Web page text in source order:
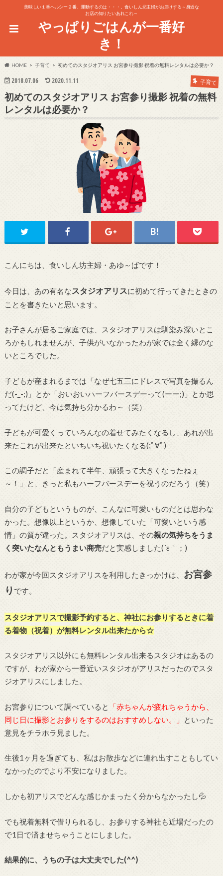
美味しい１番ヘルシー２番、運動するのは・・・。食いしん坊主婦がお届けする～身近な
お店の知りたいあれこれ～
やっぱりごはんが一番好
き！
HOME 子育て 初めてのスタジオアリス お宮参り撮影 祝着の無料レンタルは必要か？
2018.07.06 2020.11.11 子育て
初めてのスタジオアリス お宮参り撮影 祝着の無料
レンタルは必要か？
こんにちは、食いしん坊主婦・あゆ～ばです！
今日は、あの有名なスタジオアリスに初めて行ってきたときの
ことを書きたいと思います。
お子さんが居るご家庭では、スタジオアリスは馴染み深いとこ
ろかもしれませんが、子供がいなかったわが家では全く縁のな
いところでした。
子どもが産まれるまでは「なぜ七五三にドレスで写真を撮るん
だ(-_-;)」とか「おいおいハーフバースデーって(ーー;)」とか思
ってたけど、今は気持ち分かるわ～（笑）
子どもが可愛くっていろんなの着せてみたくなるし、あれが出
来たこれが出来たといちいち祝いたくなる(;ﾟ∀ﾟ)
この調子だと「産まれて半年、頑張って大きくなったねぇ
～！」と、きっと私もハーフバースデーを祝うのだろう（笑）
自分の子どもというものが、こんなに可愛いものだとは思わな
かった。想像以上というか、想像していた「可愛いという感
情」の質が違った。スタジオアリスは、その親の気持ちをうま
く突いたなんともうまい商売だと実感しました(´ε｀；)
わが家が今回スタジオアリスを利用したきっかけは、 お宮参
り です。
スタジオアリスで撮影予約すると、神社にお参りするときに着
る着物（祝着）が無料レンタル出来たから☆
スタジオアリス以外にも無料レンタル出来るスタジオはあるの
ですが、わが家から一番近いスタジオがアリスだったのでスタ
ジオアリスにしました。
お宮参りについて調べていると
「赤ちゃんが疲れちゃうから、
同じ日に撮影とお参りをするのはおすすめしない。」
といった
意見をチラホラ見ました。
生後1ヶ月を過ぎても、私はお散歩などに連れ出すこともしてい
なかったのでより不安になりました。
しかも初アリスでどんな感じかまったく分からなかったし💦
でも祝着無料で借りられるし、お参りする神社も近場だったの
で1日で済ませちゃうことにしました。
結果的に、うちの子は大丈夫でした(^^)